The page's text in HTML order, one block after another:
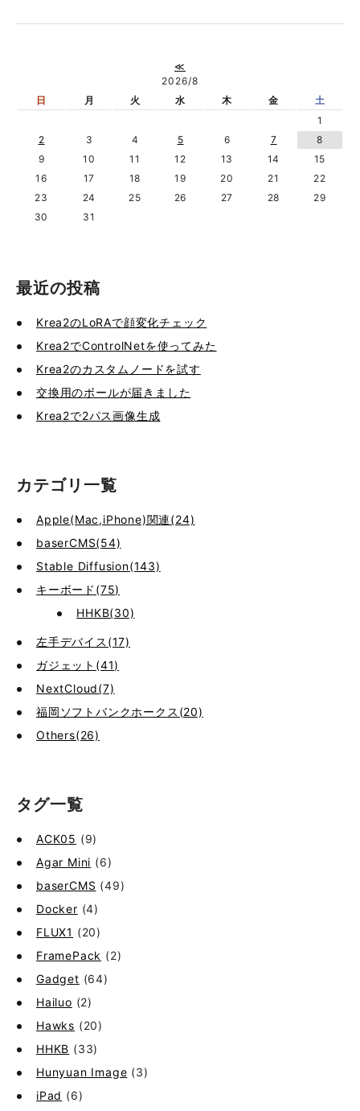
≪
2026/8
日
月 火 水 木 金
土
1
2
3 4 5 6 7
8
9
10 11 12 13 14
15
16
17 18 19 20 21
22
23
24 25 26 27 28
29
30
31
最近の投稿
Krea2のLoRAで顔変化チェック
Krea2でControlNetを使ってみた
Krea2のカスタムノードを試す
交換用のボールが届きました
Krea2で2パス画像生成
カテゴリ一覧
Apple(Mac,iPhone)関連(24)
baserCMS(54)
Stable Diffusion(143)
キーボード(75)
HHKB(30)
左手デバイス(17)
ガジェット(41)
NextCloud(7)
福岡ソフトバンクホークス(20)
Others(26)
タグ一覧
ACK05 (9)
Agar Mini (6)
baserCMS (49)
Docker (4)
FLUX1 (20)
FramePack (2)
Gadget (64)
Hailuo (2)
Hawks (20)
HHKB (33)
Hunyuan Image (3)
iPad (6)